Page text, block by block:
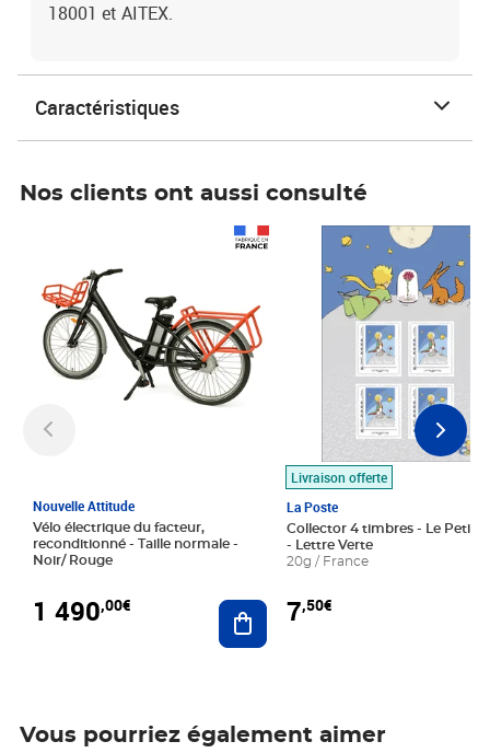
18001 et AITEX.
Caractéristiques
Nos clients ont aussi consulté
Nouvelle Attitude
Vélo électrique du facteur,
reconditionné - Taille normale -
Noir/ Rouge
1 490,00€ Ajouter au panier
Livraison offerte
La Poste
Collector 4 timbres - Le Petit
- Lettre Verte
20g / France
7,50€
Prix 7,50€
Vous pourriez également aimer